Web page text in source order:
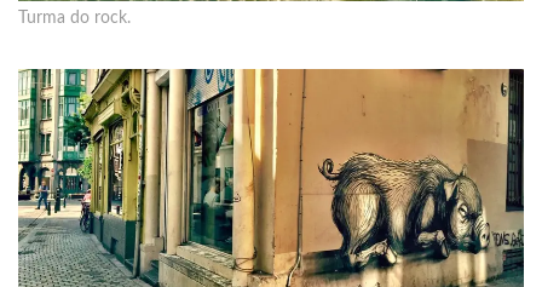
Turma do rock.